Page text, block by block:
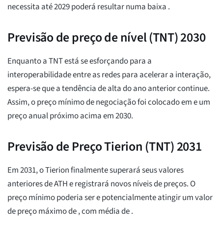
necessita até 2029 poderá resultar numa baixa .
Previsão de preço de nível (TNT) 2030
Enquanto a TNT está se esforçando para a
interoperabilidade entre as redes para acelerar a interação,
espera-se que a tendência de alta do ano anterior continue.
Assim, o preço mínimo de negociação foi colocado eme um
preço anual próximo acimaem 2030.
Previsão de Preço Tierion (TNT) 2031
Em 2031, o Tierion finalmente superará seus valores
anteriores de ATH e registrará novos níveis de preços. O
preço mínimo poderia sere potencialmente atingir um valor
de preço máximo de, com média de.